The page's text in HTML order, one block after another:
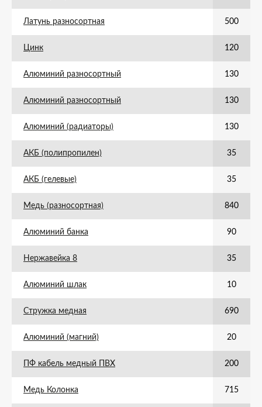
Латунь разносортная 500
Цинк 120
Алюминий разносортный 130
Алюминий разносортный 130
Алюминий (радиаторы) 130
АКБ (полипропилен) 35
АКБ (гелевые) 35
Медь (разносортная) 840
Алюминий банка 90
Нержавейка 8 35
Алюминий шлак 10
Стружка медная 690
Алюминий (магний) 20
ПФ кабель медный ПВХ 200
Медь Колонка 715